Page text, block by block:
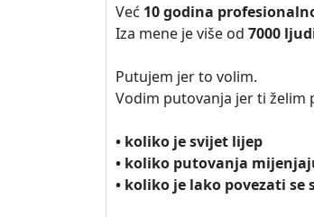
Već 10 godina
Iza mene je više od 7000
Putujem jer to volim.
Vodim putovanja jer ti želim
• koliko je svijet lijep
• koliko putovanja
• koliko je lako povezati